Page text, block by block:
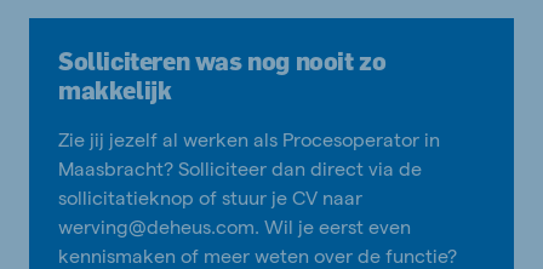
Solliciteren was nog nooit zo
makkelijk
Zie jij jezelf al werken als Procesoperator in
Maasbracht? Solliciteer dan direct via de
sollicitatieknop of stuur je CV naar
werving@deheus.com. Wil je eerst even
kennismaken of meer weten over de functie?